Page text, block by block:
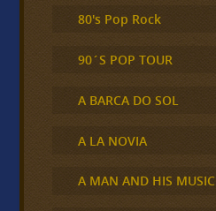
80's Pop Rock
90´S POP TOUR
A BARCA DO SOL
A LA NOVIA
A MAN AND HIS MUSIC